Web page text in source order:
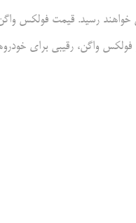
واگن، رقیبی برای